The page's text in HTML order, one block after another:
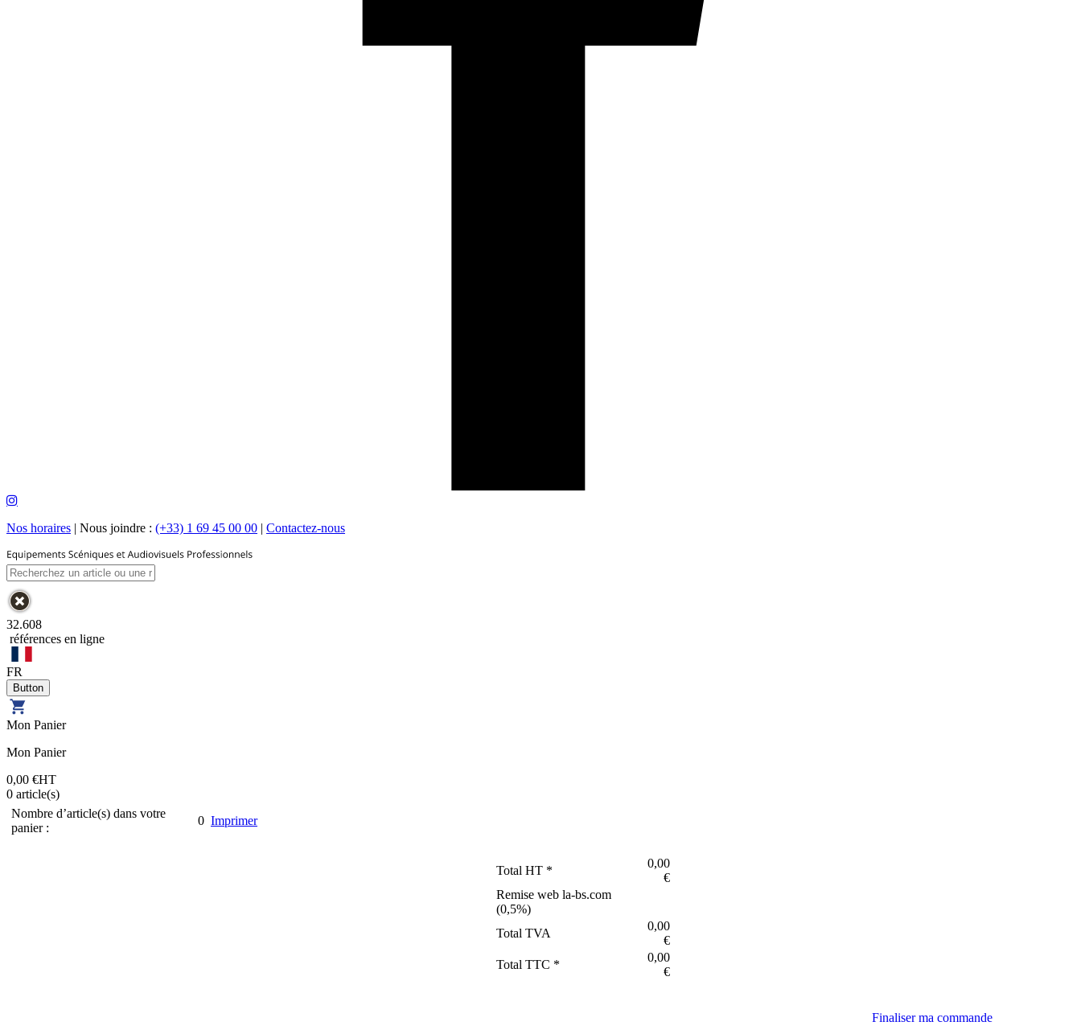
Nos horaires | Nous joindre : (+33) 1 69 45 00 00 | Contactez-nous
32.608
références en ligne
FR
Mon Panier
Mon Panier
0,00 €HT
0 article(s)
Nombre d’article(s) dans votre
panier :
0 Imprimer
Total HT *
0,00
€
Remise web la-bs.com
(0,5%)
Total TVA
0,00
€
Total TTC *
0,00
€
Finaliser ma commande